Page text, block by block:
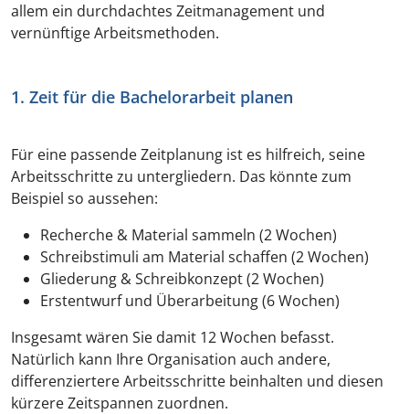
allem ein durchdachtes Zeitmanagement und
vernünftige Arbeitsmethoden.
1. Zeit für die Bachelorarbeit planen
Für eine passende Zeitplanung ist es hilfreich, seine
Arbeitsschritte zu untergliedern. Das könnte zum
Beispiel so aussehen:
Recherche & Material sammeln (2 Wochen)
Schreibstimuli am Material schaffen (2 Wochen)
Gliederung & Schreibkonzept (2 Wochen)
Erstentwurf und Überarbeitung (6 Wochen)
Insgesamt wären Sie damit 12 Wochen befasst.
Natürlich kann Ihre Organisation auch andere,
differenziertere Arbeitsschritte beinhalten und diesen
kürzere Zeitspannen zuordnen.